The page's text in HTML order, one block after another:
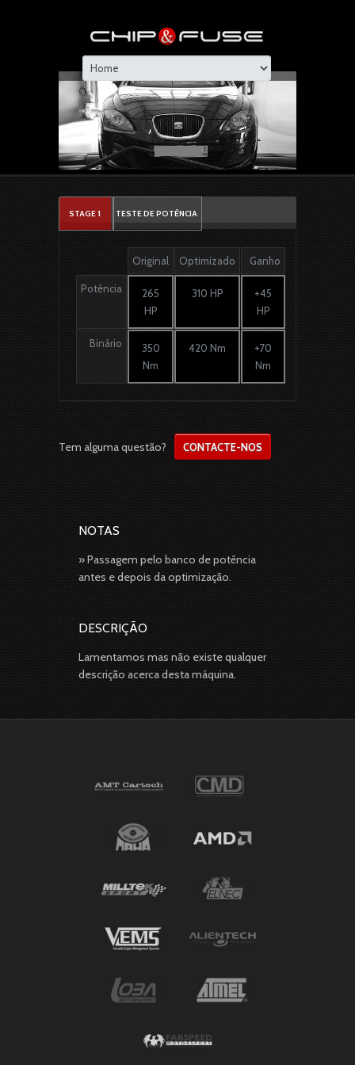
STAGE 1 TESTE DE POTÊNCIA
Original Optimizado Ganho
Potência
265
HP
310 HP
+45
HP
Binário
350
Nm
420 Nm
+70
Nm
Tem alguma questão? CONTACTE-NOS
NOTAS
» Passagem pelo banco de potência
antes e depois da optimização.
DESCRIÇÃO
Lamentamos mas não existe qualquer
descrição acerca desta máquina.